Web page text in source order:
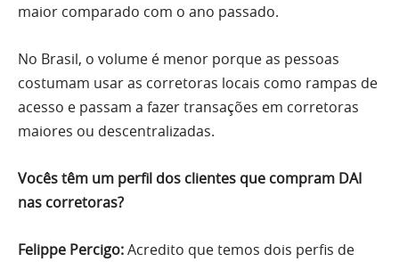
maior comparado com o ano passado.
No Brasil, o volume é menor porque as pessoas
costumam usar as corretoras locais como rampas de
acesso e passam a fazer transações em corretoras
maiores ou descentralizadas.
Vocês têm um perfil dos clientes que compram DAI
nas corretoras?
Felippe Percigo:Acredito que temos dois perfis de